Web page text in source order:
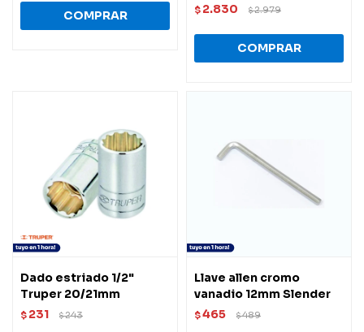
$ 2.830 $2.979
Dado estriado 1/2"
Truper 20/21mm
$ 231 $243
Llave allen cromo
vanadio 12mm Slender
$465 $489